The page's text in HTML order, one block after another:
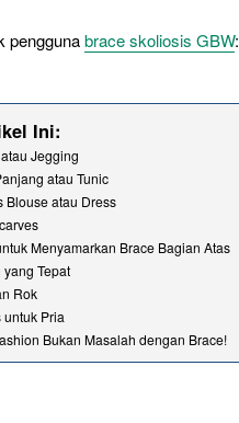
penggunabrace skoliosis GBW:
Ini:
Jegging
atau Tunic
Blouse atau Dress
Menyamarkan Brace Bagian Atas
Tepat
Rok
untuk Pria
Bukan Masalah dengan Brace!